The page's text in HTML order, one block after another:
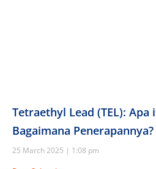
Tetraethyl Lead (TEL): Apa
Bagaimana Penerapannya?
25 March 2025
1:08 pm